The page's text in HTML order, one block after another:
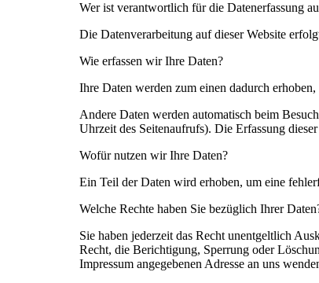
Wer ist verantwortlich für die Datenerfassung
Die Datenverarbeitung auf dieser Website
Wie erfassen wir Ihre Daten?
Ihre Daten werden zum einen dadurch
Andere Daten werden automatisch beim
Uhrzeit des Seitenaufrufs). Die Erfassung
Wofür nutzen wir Ihre Daten?
Ein Teil der Daten wird erhoben, um eine
Welche Rechte haben Sie bezüglich Ihrer
Sie haben jederzeit das Recht unentgeltlich
Recht, die Berichtigung, Sperrung oder
Impressum angegebenen Adresse an uns